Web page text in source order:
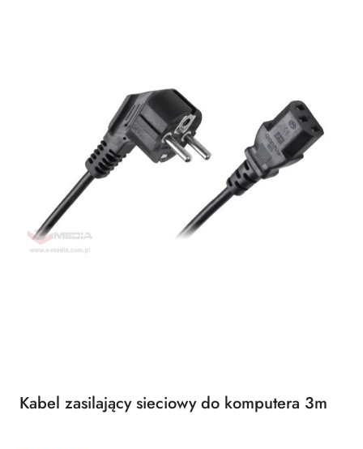
Kabel zasilający sieciowy do komputera 3m